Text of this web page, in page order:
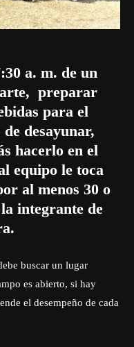
a. m. de un
preparar
para el
desayunar,
hacerlo en el
equipo le toca
al menos 30 o
integrante de
buscar un lugar
es abierto, si hay
el desempeño de cada